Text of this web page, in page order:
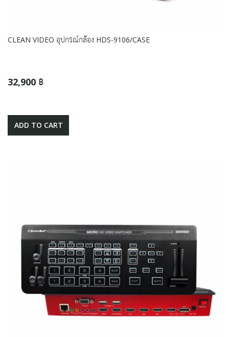
CLEAN VIDEO อุปกรณ์กล้อง HDS-9106/CASE
32,900 ฿
ADD TO CART